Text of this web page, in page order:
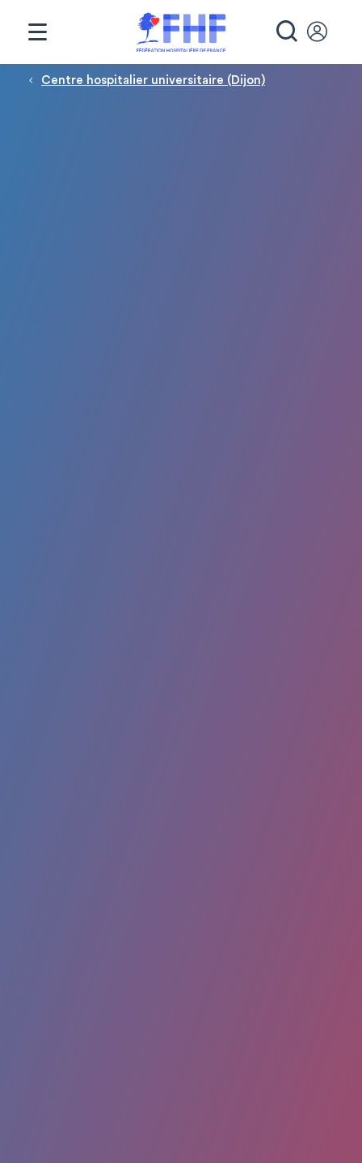
Fil d'Ariane
Centre hospitalier universitaire (Dijon)
Panneau de gestion des cookies